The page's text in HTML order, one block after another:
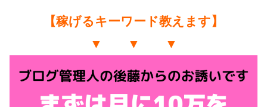
【稼げるキーワード教えます】
▼ ▼ ▼